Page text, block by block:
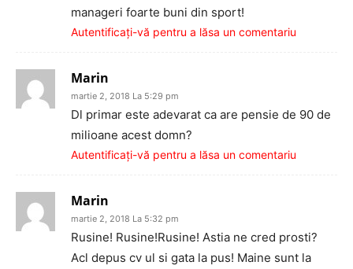
manageri foarte buni din sport!
Autentificați-vă pentru a lăsa un comentariu
Marin
martie 2, 2018 La 5:29 pm
Dl primar este adevarat ca are pensie de 90 de
milioane acest domn?
Autentificați-vă pentru a lăsa un comentariu
Marin
martie 2, 2018 La 5:32 pm
Rusine! Rusine!Rusine! Astia ne cred prosti?
Acl depus cv ul si gata la pus! Maine sunt la